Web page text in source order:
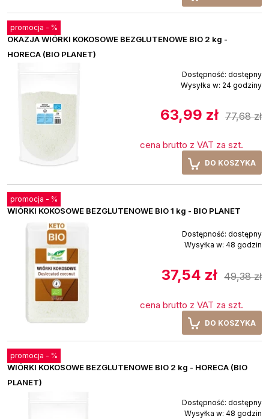
OKAZJA WIÓRKI KOKOSOWE BEZGLUTENOWE BIO 2 kg -
HORECA (BIO PLANET)
Dostępność: dostępny
Wysyłka w: 24 godziny
63,99 zł 77,68 zł
cena brutto z VAT za szt.
DO KOSZYKA
promocja - %
WIÓRKI KOKOSOWE BEZGLUTENOWE BIO 1 kg - BIO PLANET
Dostępność: dostępny
Wysyłka w: 48 godzin
37,54 zł 49,38 zł
cena brutto z VAT za szt.
DO KOSZYKA
promocja - %
WIÓRKI KOKOSOWE BEZGLUTENOWE BIO 2 kg - HORECA (BIO
PLANET)
Dostępność: dostępny
Wysyłka w: 48 godzin
promocja - %